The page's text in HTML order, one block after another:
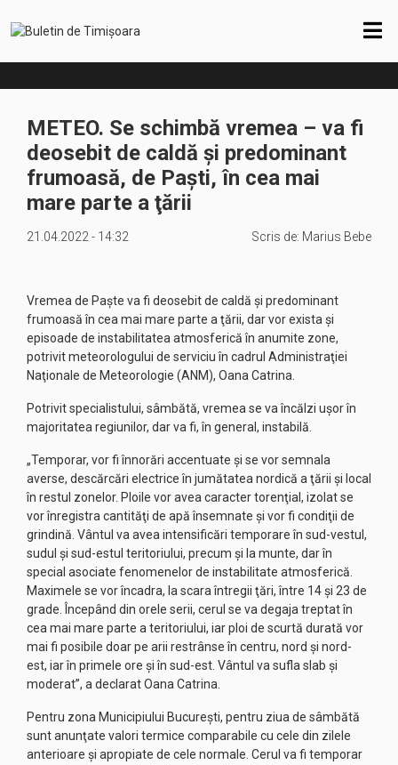
METEO. Se schimbă vremea – va fi
deosebit de caldă şi predominant
frumoasă, de Paşti, în cea mai
mare parte a ţării
21.04.2022 - 14:32 Scris de: Marius Bebe
Vremea de Paşte va fi deosebit de caldă şi predominant
frumoasă în cea mai mare parte a ţării, dar vor exista şi
episoade de instabilitatea atmosferică în anumite zone,
potrivit meteorologului de serviciu în cadrul Administraţiei
Naţionale de Meteorologie (ANM), Oana Catrina.
Potrivit specialistului, sâmbătă, vremea se va încălzi uşor în
majoritatea regiunilor, dar va fi, în general, instabilă.
„Temporar, vor fi înnorări accentuate şi se vor semnala
averse, descărcări electrice în jumătatea nordică a ţării şi local
în restul zonelor. Ploile vor avea caracter torenţial, izolat se
vor înregistra cantităţi de apă însemnate şi vor fi condiţii de
grindină. Vântul va avea intensificări temporare în sud-vestul,
sudul şi sud-estul teritoriului, precum şi la munte, dar în
special asociate fenomenelor de instabilitate atmosferică.
Maximele se vor încadra, la scara întregii ţări, între 14 şi 23 de
grade. Începând din orele serii, cerul se va degaja treptat în
cea mai mare parte a teritoriului, iar ploi de scurtă durată vor
mai fi posibile doar pe arii restrânse în centru, nord şi nord-
est, iar în primele ore şi în sud-est. Vântul va sufla slab şi
moderat”, a declarat Oana Catrina.
Pentru zona Municipiului Bucureşti, pentru ziua de sâmbătă
sunt anunţate valori termice comparabile cu cele din zilele
anterioare şi apropiate de cele normale. Cerul va fi temporar